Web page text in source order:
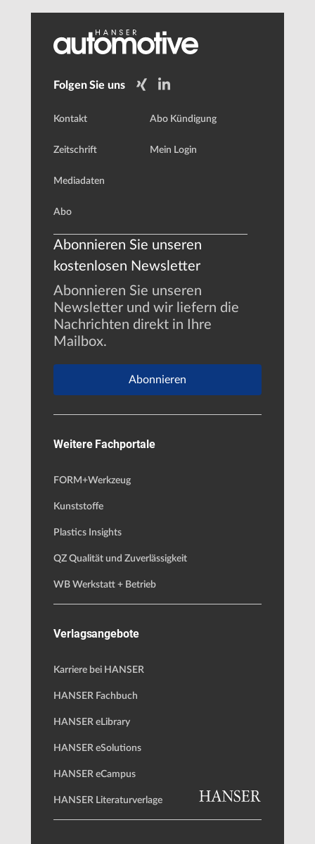
Folgen Sie uns
Kontakt
Zeitschrift
Mediadaten
Abo
Abo Kündigung
Mein Login
Abonnieren Sie unseren
kostenlosen Newsletter
Abonnieren Sie unseren
Newsletter und wir liefern die
Nachrichten direkt in Ihre
Mailbox.
Abonnieren
Weitere Fachportale
FORM+Werkzeug
Kunststoffe
Plastics Insights
QZ Qualität und Zuverlässigkeit
WB Werkstatt + Betrieb
Verlagsangebote
Karriere bei HANSER
HANSER Fachbuch
HANSER eLibrary
HANSER eSolutions
HANSER eCampus
HANSER Literaturverlage